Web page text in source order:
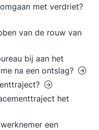
met verdriet?
van de rouw van
bij aan het
na een ontslag?
het
een